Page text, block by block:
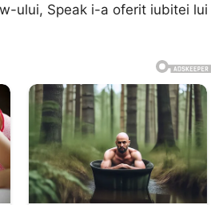
ului, Speak i-a oferit iubitei lui